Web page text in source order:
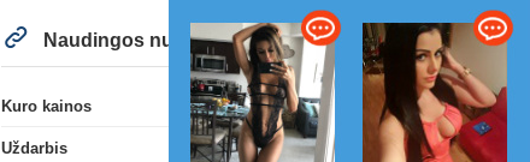
Naudingos nuorodos
Kuro kainos
Uždarbis